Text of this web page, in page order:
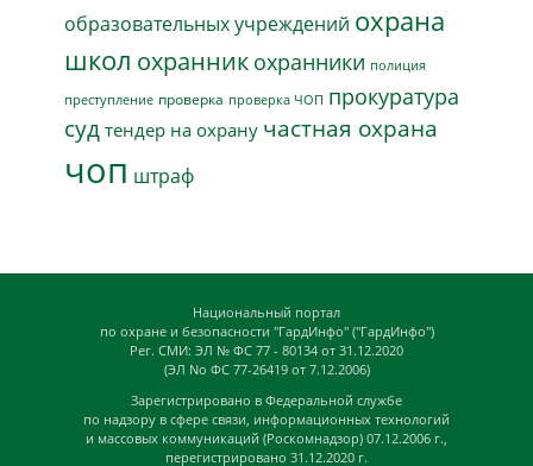
образовательных учреждений охрана
школ охранник охранники полиция
преступление проверка проверка ЧОП прокуратура
суд тендер на охрану частная охрана
чоп штраф
Национальный портал
по охране и безопасности "ГардИнфо" ("ГардИнфо")
Рег. СМИ: ЭЛ № ФС 77 - 80134 от 31.12.2020
(ЭЛ No ФС 77-26419 от 7.12.2006)
Зарегистрировано в Федеральной службе
по надзору в сфере связи, информационных технологий
и массовых коммуникаций (Роскомнадзор) 07.12.2006 г.,
перегистрировано 31.12.2020 г.